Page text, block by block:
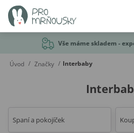
Vše máme skladem -
Úvod / Značky / Interbaby
Spaní a pokojíček